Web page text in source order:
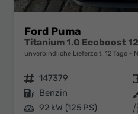
Ford Puma
unverbindliche Lieferzeit: 12 Tage
Fahrzeugnr. 147379
Kraftstoff Benzin
Leistung 92 kW (125 PS)